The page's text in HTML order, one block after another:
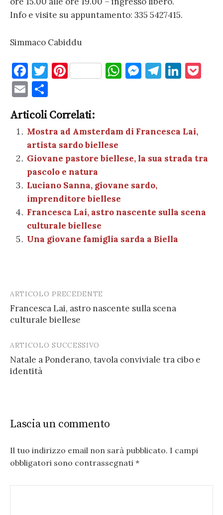
Info e visite su appuntamento: 335 5427415.
Simmaco Cabiddu
F
a
c
e
b
o
o
k
T
te
r
Pi
es
t
W
A
p
M
g
T
a
m
Li
dI
n
E
m
ai
l
n
di
vi
di
Articoli Correlati:
Mostra ad Amsterdam di Francesca Lai,
artista sardo biellese
Giovane pastore biellese, la sua strada tra
pascolo e natura
Luciano Sanna, giovane sardo,
imprenditore biellese
Francesca Lai, astro nascente sulla scena
culturale biellese
Una giovane famiglia sarda a Biella
Post
navigation
ARTICOLO PRECEDENTE
Francesca Lai, astro nascente sulla scena
culturale biellese
ARTICOLO SUCCESSIVO
Natale a Ponderano, tavola conviviale tra cibo e
identità
Lascia un commento
Il tuo indirizzo email non sarà pubblicato. I campi
obbligatori sono contrassegnati *